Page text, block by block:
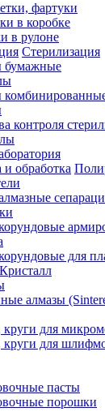
фартуки
в коробке
в рулоне
Стерилизация
бумажные
контроля
для
алмазы
для
для
пасты
порошки